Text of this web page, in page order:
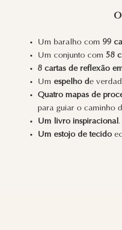
Um baralho com 99
Um conjunto com 58
8 cartas de reflexão
Um espelho de
Quatro mapas de
para guiar o caminho
Um livro inspiracional.
Um estojo de tecido